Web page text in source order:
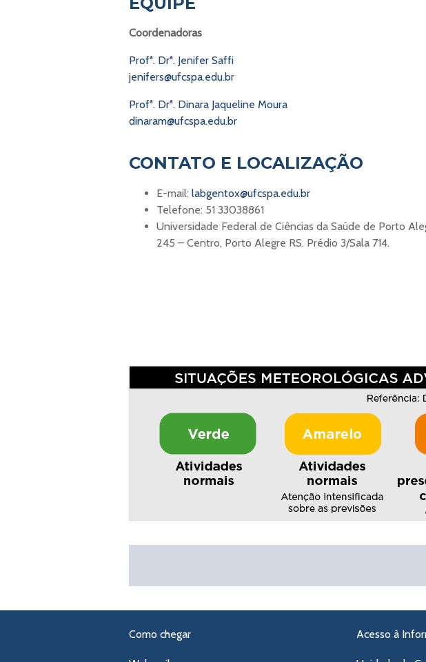
Coordenadoras
Profª. Drª. Jenifer Saffi
jenifers@ufcspa.edu.br
Profª. Drª. Dinara Jaqueline Moura
dinaram@ufcspa.edu.br
CONTATO E LOCALIZAÇÃO
E-mail: labgentox@ufcspa.edu.br
Telefone: 51 33038861
Universidade Federal de Ciências da Saúde de Porto
245 – Centro, Porto Alegre RS. Prédio 3/Sala 714.
Como chegar Acesso à